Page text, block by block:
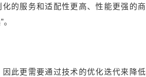
的服务和适配性更高、性能更强的商
此更需要通过技术的优化迭代来降低